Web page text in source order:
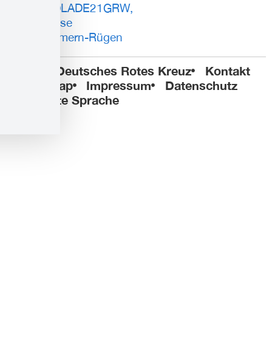
BIC: NOLADE21GRW,
Sparkasse
Vorpommern-Rügen
© 2025 Deutsches Rotes Kreuz
Kontakt
Sitemap
Impressum
Datenschutz
Leichte Sprache